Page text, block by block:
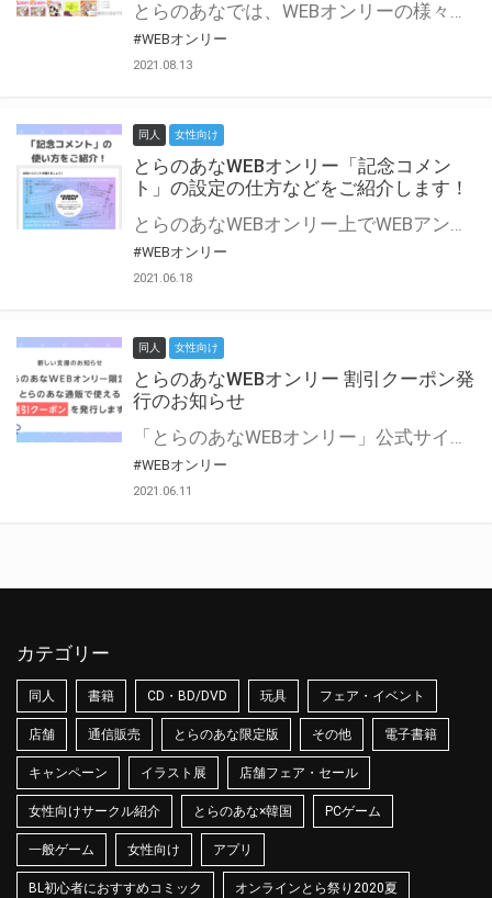
とらのあなでは、WEBオンリーの様々な支援を実施しています。 今回は2021年9月に実装を予定しているアップデート情報についてご紹介いたします。 とらのあなWEBオンリーサイトはこちら
#WEBオンリー
2021.08.13
同人 女性向け
とらのあなWEBオンリー「記念コメン
ト」の設定の仕方などをご紹介します！
とらのあなWEBオンリー上でWEBアンソロジーが作成できる「記念コメント」について、その使い方や作成手順を解説します！ 支援タイプを「サークル参加型」「サークル参加型・マルシェ(イベント会場)機能付き」でお申し込みいただいている主催者様はぜひご活用ください♪ とらのあなWEBオンリーサイトはこちら
#WEBオンリー
2021.06.18
同人 女性向け
とらのあなWEBオンリー 割引クーポン発
行のお知らせ
「とらのあなWEBオンリー」公式サイトでとらのあな通販の「割引クーポン」を配布中！ イベントごとに開催当日限定で使える割引クーポンのシリアルコードを発行します。 とらのあなWEBオンリーのページをチェックして、イベント当日にお得にお買い物を楽しみましょう♪ ※本キャンペーンは予告なく終了する場合がございます。 とらのあなWEBオンリーサイトはこちら
#WEBオンリー
2021.06.11
カテゴリー
同人 書籍 CD・BD/DVD 玩具 フェア・イベント
店舗 通信販売 とらのあな限定版 その他 電子書籍
キャンペーン イラスト展 店舗フェア・セール
女性向けサークル紹介 とらのあな×韓国 PCゲーム
一般ゲーム 女性向け アプリ
BL初心者におすすめコミック オンラインとら祭り2020夏